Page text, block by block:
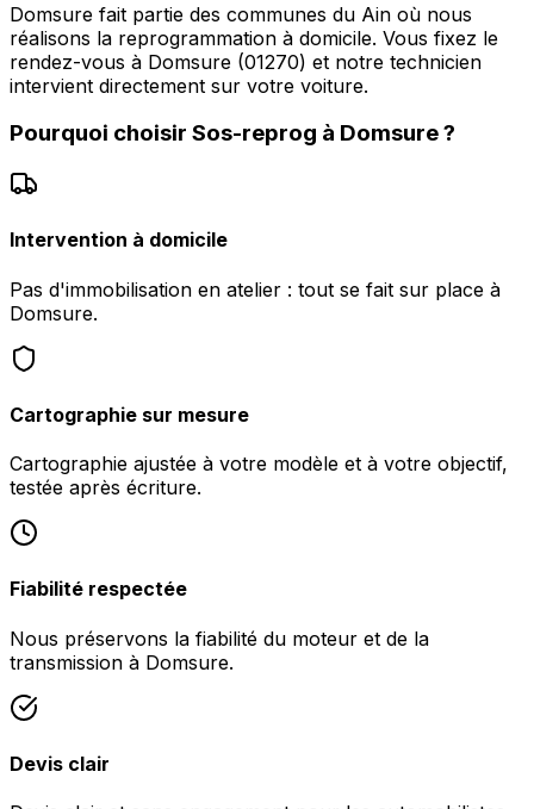
Domsure fait partie des communes du Ain où nous
réalisons la reprogrammation à domicile. Vous fixez le
rendez-vous à Domsure (01270) et notre technicien
intervient directement sur votre voiture.
Pourquoi choisir Sos-reprog à Domsure?
Intervention à domicile
Pas d'immobilisation en atelier : tout se fait sur place à
Domsure.
Cartographie sur mesure
Cartographie ajustée à votre modèle et à votre objectif,
testée après écriture.
Fiabilité respectée
Nous préservons la fiabilité du moteur et de la
transmission à Domsure.
Devis clair